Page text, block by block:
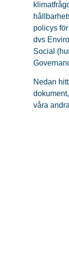
policys
dvs
Social
Nedan
våra